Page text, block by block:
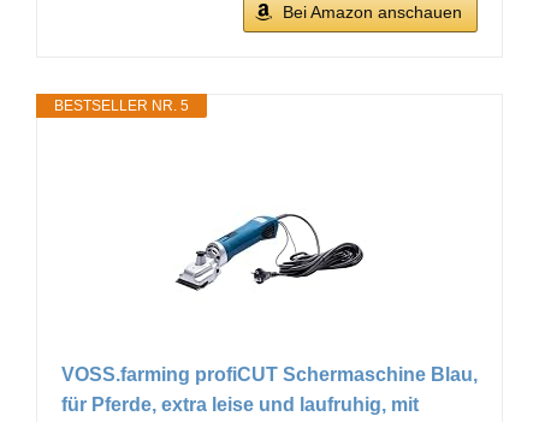
Bei Amazon anschauen
BESTSELLER NR. 5
VOSS.farming profiCUT Schermaschine Blau,
für Pferde, extra leise und laufruhig, mit